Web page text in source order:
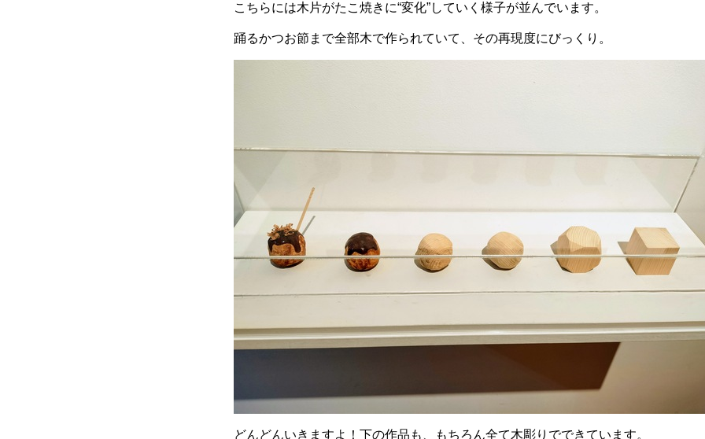
こちらには木片がたこ焼きに“変化”していく様子が並んでいます。
踊るかつお節まで全部木で作られていて、その再現度にびっくり。
どんどんいきますよ！下の作品も、もちろん全て木彫りでできています。